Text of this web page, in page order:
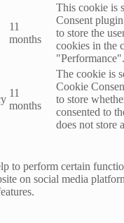
11
months
This cookie is
Consent
to store the
cookies in the
"Performance".
11
months
The cookie is
Cookie
to store
consented to
does not store
to perform certain
on social media